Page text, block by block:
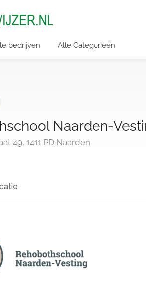
bedrijven Alle Categorieën
Naarden-
49, 1411 PD Naarden